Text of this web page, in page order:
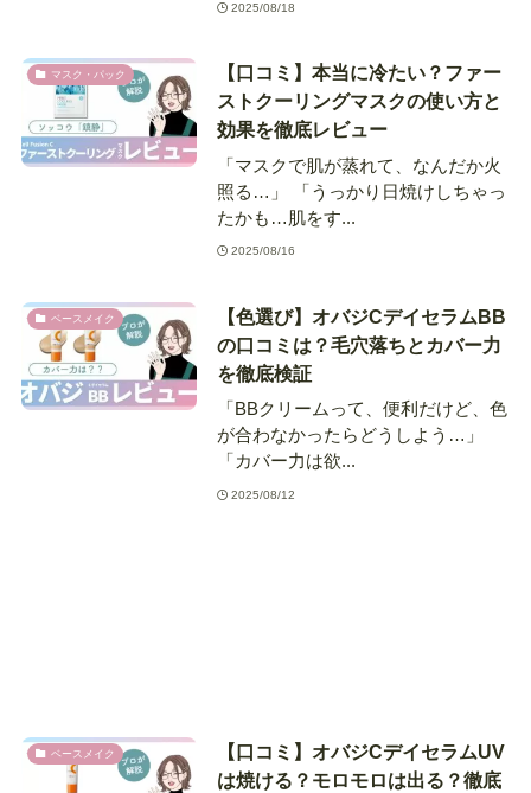
2025/08/18
マスク・パック
【口コミ】本当に冷たい？ファー
ストクーリングマスクの使い方と
効果を徹底レビュー
「マスクで肌が蒸れて、なんだか火
照る…」 「うっかり日焼けしちゃっ
たかも…肌をす...
2025/08/16
ベースメイク
【色選び】オバジCデイセラムBB
の口コミは？毛穴落ちとカバー力
を徹底検証
「BBクリームって、便利だけど、色
が合わなかったらどうしよう…」
「カバー力は欲...
2025/08/12
ベースメイク
【口コミ】オバジCデイセラムUV
は焼ける？モロモロは出る？徹底